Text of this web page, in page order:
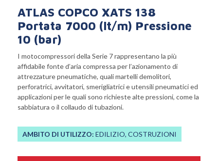
ATLAS COPCO XATS 138
Portata 7000 (lt/m) Pressione
10 (bar)
I motocompressori della Serie 7 rappresentano la più
affidabile fonte d’aria compressa per l’azionamento di
attrezzature pneumatiche, quali martelli demolitori,
perforatrici, avvitatori, smerigliatrici e utensili pneumatici ed
applicazioni per le quali sono richieste alte pressioni, come la
sabbiatura o il collaudo di tubazioni.
AMBITO DI UTILIZZO: EDILIZIO, COSTRUZIONI